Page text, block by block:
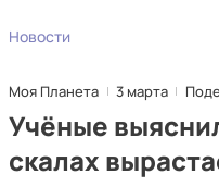
Новости
Моя Планета 3 марта
Учёные
скалах